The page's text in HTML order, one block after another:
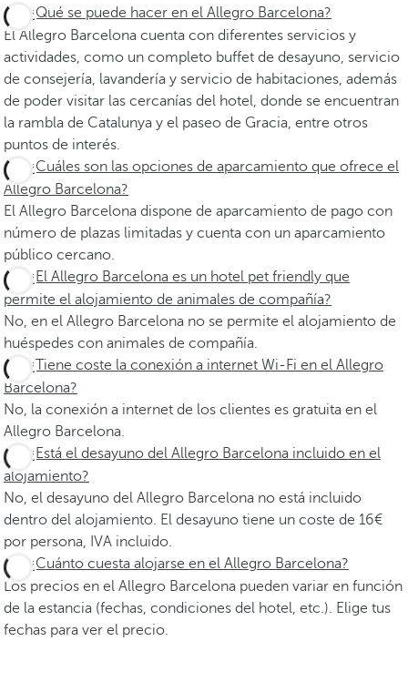
¿Qué se puede hacer en el Allegro Barcelona?
El Allegro Barcelona cuenta con diferentes servicios y
actividades, como un completo buffet de desayuno, servicio
de consejería, lavandería y servicio de habitaciones, además
de poder visitar las cercanías del hotel, donde se encuentran
la rambla de Catalunya y el paseo de Gracia, entre otros
puntos de interés.
¿Cuáles son las opciones de aparcamiento que ofrece el
Allegro Barcelona?
El Allegro Barcelona dispone de aparcamiento de pago con
número de plazas limitadas y cuenta con un aparcamiento
público cercano.
¿El Allegro Barcelona es un hotel pet friendly que
permite el alojamiento de animales de compañía?
No, en el Allegro Barcelona no se permite el alojamiento de
huéspedes con animales de compañía.
¿Tiene coste la conexión a internet Wi-Fi en el Allegro
Barcelona?
No, la conexión a internet de los clientes es gratuita en el
Allegro Barcelona.
¿Está el desayuno del Allegro Barcelona incluido en el
alojamiento?
No, el desayuno del Allegro Barcelona no está incluido
dentro del alojamiento. El desayuno tiene un coste de 16€
por persona, IVA incluido.
¿Cuánto cuesta alojarse en el Allegro Barcelona?
Los precios en el Allegro Barcelona pueden variar en función
de la estancia (fechas, condiciones del hotel, etc.). Elige tus
fechas para ver el precio.